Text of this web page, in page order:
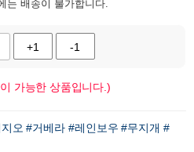
는 배송이 불가합니다.
+1 -1
가능한 상품입니다.)
오 #거베라 #레인보우 #무지개 #